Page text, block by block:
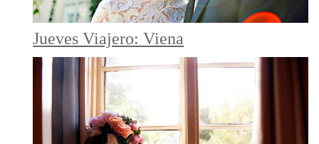
Jueves Viajero: Viena